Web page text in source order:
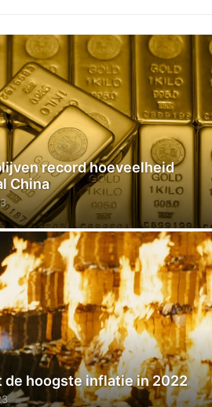
record hoeveelheid
China
1
4
-
1
1
2
0
2
3
de hoogste inflatie in 2022
1